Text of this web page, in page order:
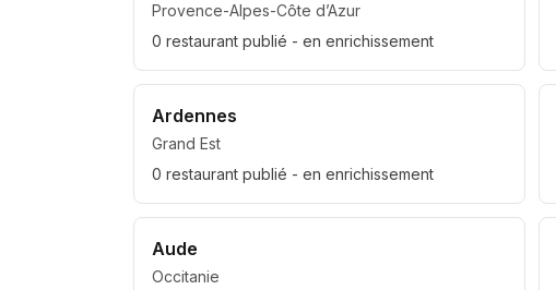
Provence-Alpes-Côte d’Azur
0 restaurant publié - en enrichissement
Ardennes
Grand Est
0 restaurant publié - en enrichissement
Aude
Occitanie